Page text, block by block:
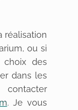
réalisation
ou si
des
dans les
. Je vous